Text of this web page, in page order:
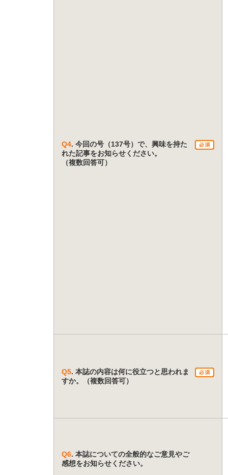
Q4. 今回の号（137号）で、興味を持た
れた記事をお知らせください。
（複数回答可）
Q5. 本誌の内容は何に役立つと思われま
すか。（複数回答可）
Q6. 本誌についての全般的なご意見やご
感想をお知らせください。